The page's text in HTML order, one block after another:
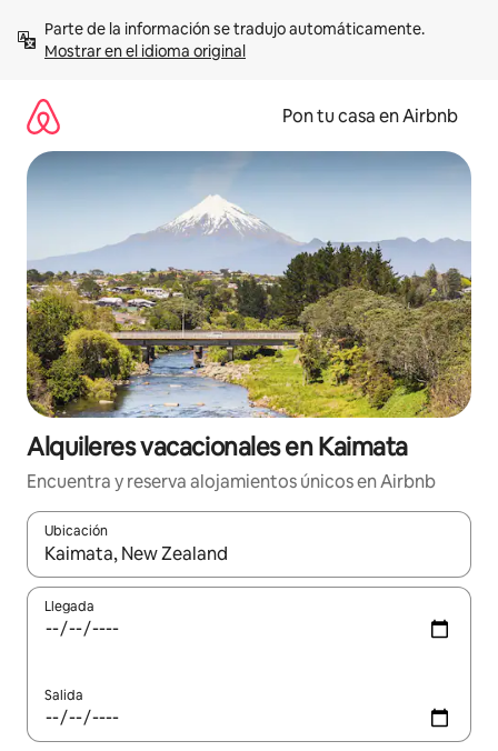
contenidoMostrar en el idioma original
Pon tu casa en Airbnb
Alquileres vacacionales en Kaimata
Encuentra y reserva alojamientos únicos en Airbnb
Ubicación
Cuando los resultados estén disponibles, navega con las
Llegada
Salida